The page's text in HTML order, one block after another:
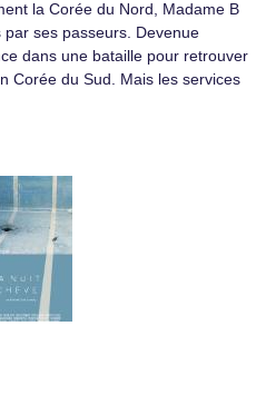
la Corée du Nord, Madame B
ses passeurs. Devenue
dans une bataille pour retrouver
Corée du Sud. Mais les services